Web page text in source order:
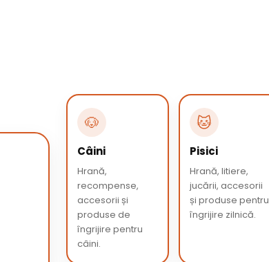
🐶
Câini
Hrană,
recompense,
accesorii și
produse de
îngrijire pentru
câini.
🐱
Pisici
Hrană, litiere,
jucării, accesorii
și produse pentru
îngrijire zilnică.